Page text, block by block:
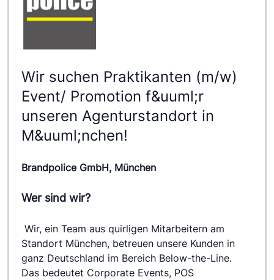
Wir suchen Praktikanten (m/w)
Event/ Promotion f&uuml;r
unseren Agenturstandort in
M&uuml;nchen!
Brandpolice GmbH, München
Wer sind wir?
Standort München, betreuen unsere Kunden in
ganz Deutschland im Bereich Below-the-Line.
Das bedeutet Corporate Events, POS